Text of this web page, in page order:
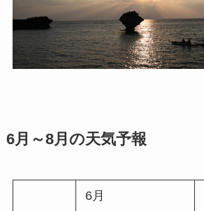
6月～8月の天気予報
6月